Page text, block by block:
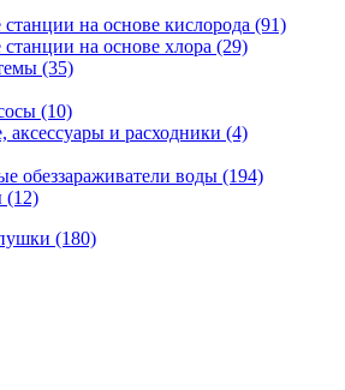
на основе кислорода (91)
на основе хлора (29)
(35)
(10)
и расходники (4)
обеззараживатели воды (194)
(12)
(180)